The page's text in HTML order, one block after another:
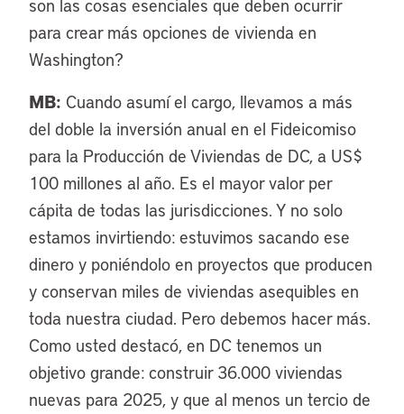
son las cosas esenciales que deben ocurrir
para crear más opciones de vivienda en
Washington?
MB: Cuando asumí el cargo, llevamos a más
del doble la inversión anual en el Fideicomiso
para la Producción de Viviendas de DC, a US$
100 millones al año. Es el mayor valor per
cápita de todas las jurisdicciones. Y no solo
estamos invirtiendo: estuvimos sacando ese
dinero y poniéndolo en proyectos que producen
y conservan miles de viviendas asequibles en
toda nuestra ciudad. Pero debemos hacer más.
Como usted destacó, en DC tenemos un
objetivo grande: construir 36.000 viviendas
nuevas para 2025, y que al menos un tercio de